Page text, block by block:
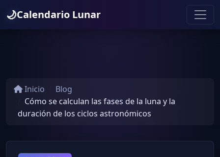
🌙Calendario Lunar
Inicio
Blog
Cómo se calculan las fases de la luna y la
duración de los ciclos astronómicos